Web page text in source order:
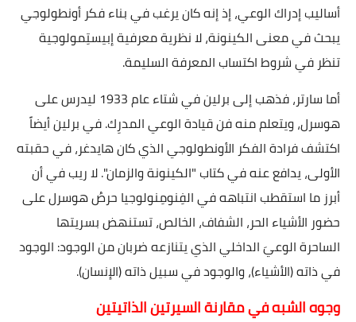
أساليب إدراك الوعي، إذ إنه كان يرغب في بناء فكر أونطولوجي
يبحث في معنى الكينونة، لا نظرية معرفية إبيستِمولوجية
تنظر في شروط اكتساب المعرفة السليمة.
أما سارتر، فذهب إلى برلين في شتاء عام 1933 ليدرس على
هوسرل، ويتعلم منه فن قيادة الوعي المدرِك. في برلين أيضاً
اكتشف فرادة الفكر الأونطولوجي الذي كان هايدغر، في حقبته
الأولى، يدافع عنه في كتاب "الكينونة والزمان". لا ريب في أن
أبرز ما استقطب انتباهه في الفِنومِنولوجيا حرصُ هوسرل على
حضور الأشياء الحر، الشفاف، الخالص، تستنهض بسريتها
الساحرة الوعيَ الداخلي الذي يتنازعه ضربان من الوجود: الوجود
في ذاته (الأشياء)، والوجود في سبيل ذاته (الإنسان).
وجوه الشبه في مقارنة السيرتين الذاتيتين